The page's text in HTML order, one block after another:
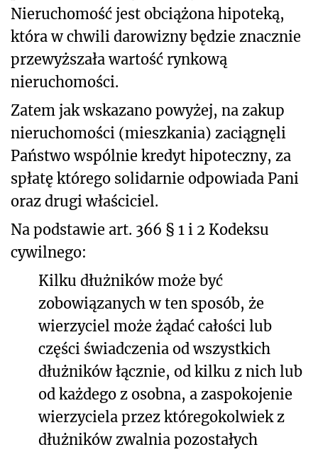
Nieruchomość jest obciążona hipoteką,
która w chwili darowizny będzie znacznie
przewyższała wartość rynkową
nieruchomości.
Zatem jak wskazano powyżej, na zakup
nieruchomości (mieszkania) zaciągnęli
Państwo wspólnie kredyt hipoteczny, za
spłatę którego solidarnie odpowiada Pani
oraz drugi właściciel.
Na podstawie art. 366 § 1 i 2 Kodeksu
cywilnego:
Kilku dłużników może być
zobowiązanych w ten sposób, że
wierzyciel może żądać całości lub
części świadczenia od wszystkich
dłużników łącznie, od kilku z nich lub
od każdego z osobna, a zaspokojenie
wierzyciela przez któregokolwiek z
dłużników zwalnia pozostałych